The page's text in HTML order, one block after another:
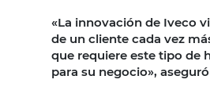
«La innovación de Iveco
de un cliente cada vez
que requiere este tipo de
para su negocio»,